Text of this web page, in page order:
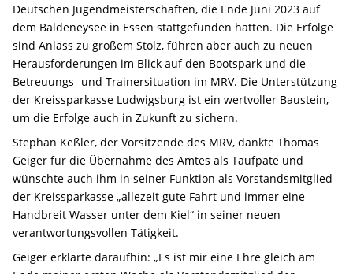
Deutschen Jugendmeisterschaften, die Ende Juni 2023 auf
dem Baldeneysee in Essen stattgefunden hatten. Die Erfolge
sind Anlass zu großem Stolz, führen aber auch zu neuen
Herausforderungen im Blick auf den Bootspark und die
Betreuungs- und Trainersituation im MRV. Die Unterstützung
der Kreissparkasse Ludwigsburg ist ein wertvoller Baustein,
um die Erfolge auch in Zukunft zu sichern.
Stephan Keßler, der Vorsitzende des MRV, dankte Thomas
Geiger für die Übernahme des Amtes als Taufpate und
wünschte auch ihm in seiner Funktion als Vorstandsmitglied
der Kreissparkasse „allezeit gute Fahrt und immer eine
Handbreit Wasser unter dem Kiel“ in seiner neuen
verantwortungsvollen Tätigkeit.
Geiger erklärte daraufhin: „Es ist mir eine Ehre gleich am